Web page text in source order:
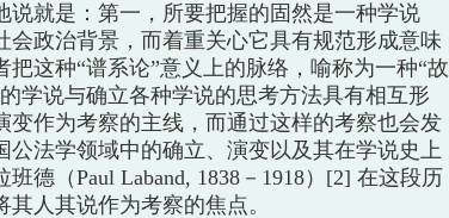
说就是：第一，所要把握的固然是一种学说
会政治背景，而着重关心它具有规范形成意味
这种“谱系论”意义上的脉络，喻称为一种“故
学说与确立各种学说的思考方法具有相互形
变作为考察的主线，而通过这样的考察也会发
公法学领域中的确立、演变以及其在学说史上
德（Paul Laband, 1838－1918）[2] 在这段历
人其说作为考察的焦点。